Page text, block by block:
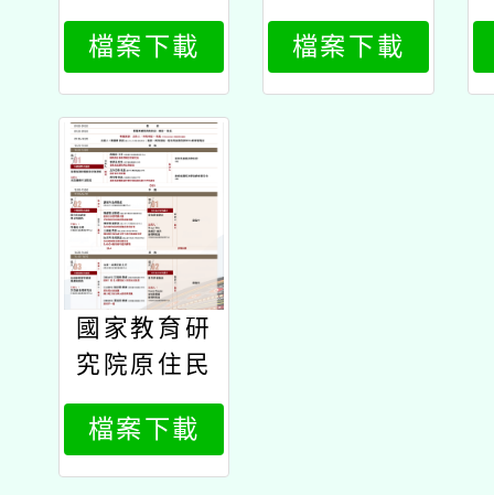
族教育研究
中心辦理11
4年原住民
族教育政策
研討會「原
住民族教育
的未來：傳
承與創新」
公文國家研
究院
檔案下載
族教育研究
中心辦理11
4年原住民
檔案下載
國家教育研
究院原住民
族教育研究
中心辦理11
4年原住民
檔案下載